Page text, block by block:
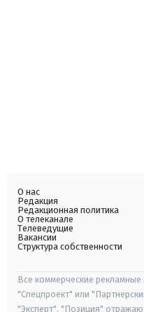
О нас
Редакция
Редакционная политика
О телеканале
Телеведущие
Вакансии
Структура собственности
Все коммерческие
"Спецпроект" или
"Эксперт", "Позиция"